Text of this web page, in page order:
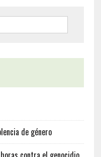
de género